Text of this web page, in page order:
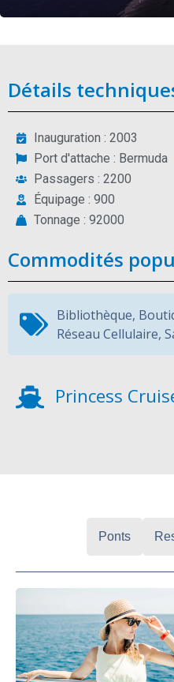
Détails
Inauguration : 2003
Port d'attache : Bermuda
Passagers : 2200
Équipage : 900
Tonnage : 92000
Commodités
Bibliothèque,
Réseau Cellulaire,
Princess
Ponts